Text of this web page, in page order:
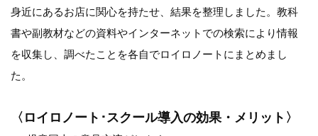
身近にあるお店に関心を持たせ、結果を整理しました。教科
書や副教材などの資料やインターネットでの検索により情報
を収集し、調べたことを各自でロイロノートにまとめまし
た。
〈ロイロノート･スクール導入の効果・メリット〉